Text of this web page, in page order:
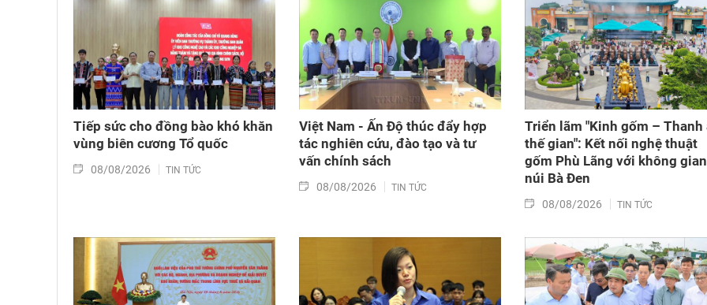
Tiếp sức cho đồng bào khó khăn
vùng biên cương Tổ quốc
08/08/2026 TIN TỨC
Việt Nam - Ấn Độ thúc đẩy hợp
tác nghiên cứu, đào tạo và tư
vấn chính sách
08/08/2026 TIN TỨC
Triển lãm "Kinh gốm – Thanh
thế gian": Kết nối nghệ thuật
gốm Phù Lãng với không gian
núi Bà Đen
08/08/2026 TIN TỨC